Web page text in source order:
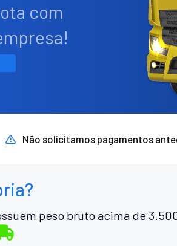
com
Não solicitamos pagamentos
peso bruto acima de